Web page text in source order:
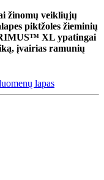
žinomų veikliųjų
piktžoles žieminių
XL ypatingai
įvairias ramunių
lapas